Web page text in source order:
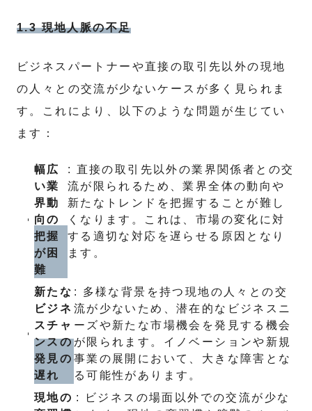
1.3 現地人脈の不足
ビジネスパートナーや直接の取引先以外の現地
の人々との交流が少ないケースが多く見られま
す。これにより、以下のような問題が生じてい
ます：
幅広
い業
界動
向の
把握
が困
難
: 直接の取引先以外の業界関係者との交
流が限られるため、業界全体の動向や
新たなトレンドを把握することが難し
くなります。これは、市場の変化に対
する適切な対応を遅らせる原因となり
ます。
新たな
ビジネ
スチャ
ンスの
発見の
遅れ
: 多様な背景を持つ現地の人々との交
流が少ないため、潜在的なビジネスニ
ーズや新たな市場機会を発見する機会
が限られます。イノベーションや新規
事業の展開において、大きな障害とな
る可能性があります。
現地の : ビジネスの場面以外での交流が少な